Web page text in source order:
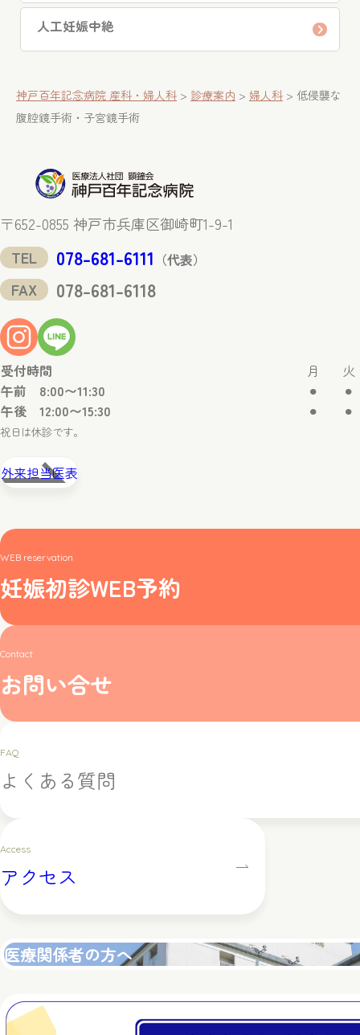
人工妊娠中絶
神戸百年記念病院 産科・婦人科 > 診療案内 > 婦人科 > 低侵襲な
腹腔鏡手術・子宮鏡手術
〒652-0855 神戸市兵庫区御崎町1-9-1
TEL
078-681-6111 （代表）
FAX 078-681-6118
受付時間 月
火
午前 8:00〜11:30
⚫︎
⚫︎
午後 12:00〜15:30
⚫︎ ⚫︎
祝日は休診です。
外来担当医表
WEB reservation
妊娠初診WEB予約
Contact
お問い合せ
FAQ
よくある質問
Access
アクセス
医療関係者の方へ